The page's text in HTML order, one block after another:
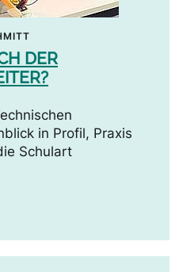
DER
in Profil, Praxis
Schulart